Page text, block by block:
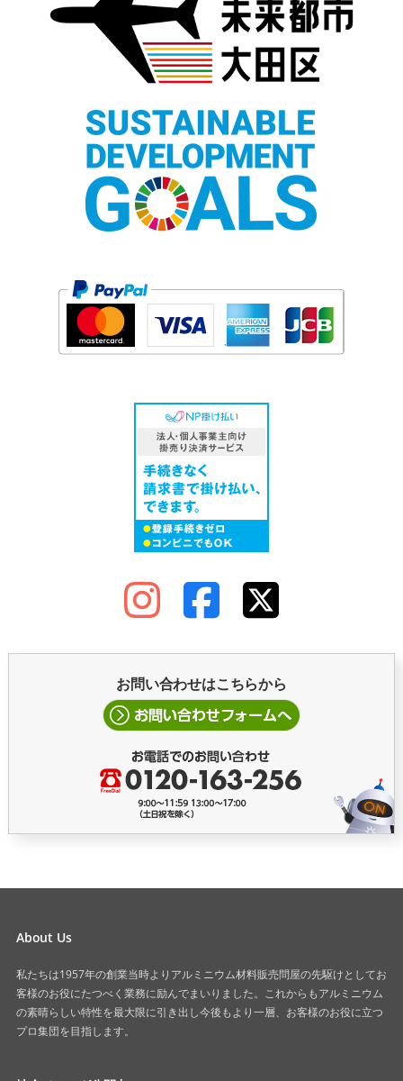
お問い合わせはこちらから
About Us
私たちは1957年の創業当時よりアルミニウム材料販売問屋の先駆けとしてお
客様のお役にたつべく業務に励んでまいりました。これからもアルミニウム
の素晴らしい特性を最大限に引き出し今後もより一層、お客様のお役に立つ
プロ集団を目指します。